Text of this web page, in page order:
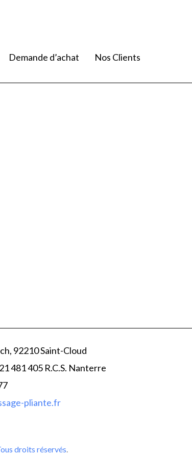
Demande d’achat
Nos Clients
92210 Saint-Cloud
481 405 R.C.S. Nanterre
pliante.fr
droits réservés.